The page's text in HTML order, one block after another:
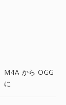
M4A から OGG
に